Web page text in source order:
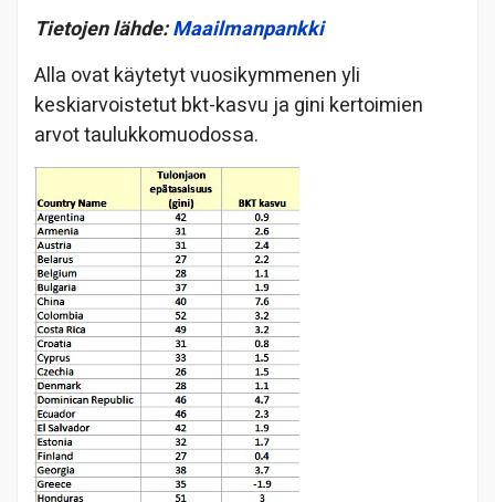
Tietojen lähde:Maailmanpankki
Alla ovat käytetyt vuosikymmenen yli
keskiarvoistetut bkt-kasvu ja gini kertoimien
arvot taulukkomuodossa.